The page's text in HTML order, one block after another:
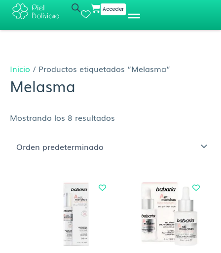
contenido
CartAcceder
Inicio / Productos etiquetados “Melasma”
Melasma
Mostrando los 8 resultados